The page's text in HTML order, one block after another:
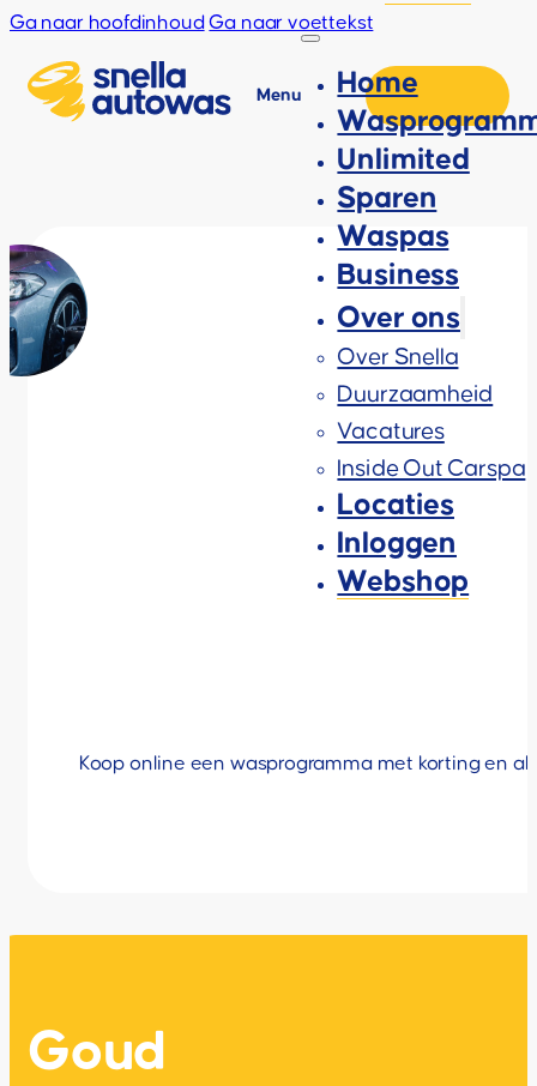
Ga naar hoofdinhoud Ga naar voettekst
Menu
Home
Unlimited
Sparen
Waspas
Business
Over ons
Over Snella
Duurzaamheid
Vacatures
Inside Out Carspa
Locaties
Inloggen
Webshop
Koop online een wasprogramma met korting en
Goud